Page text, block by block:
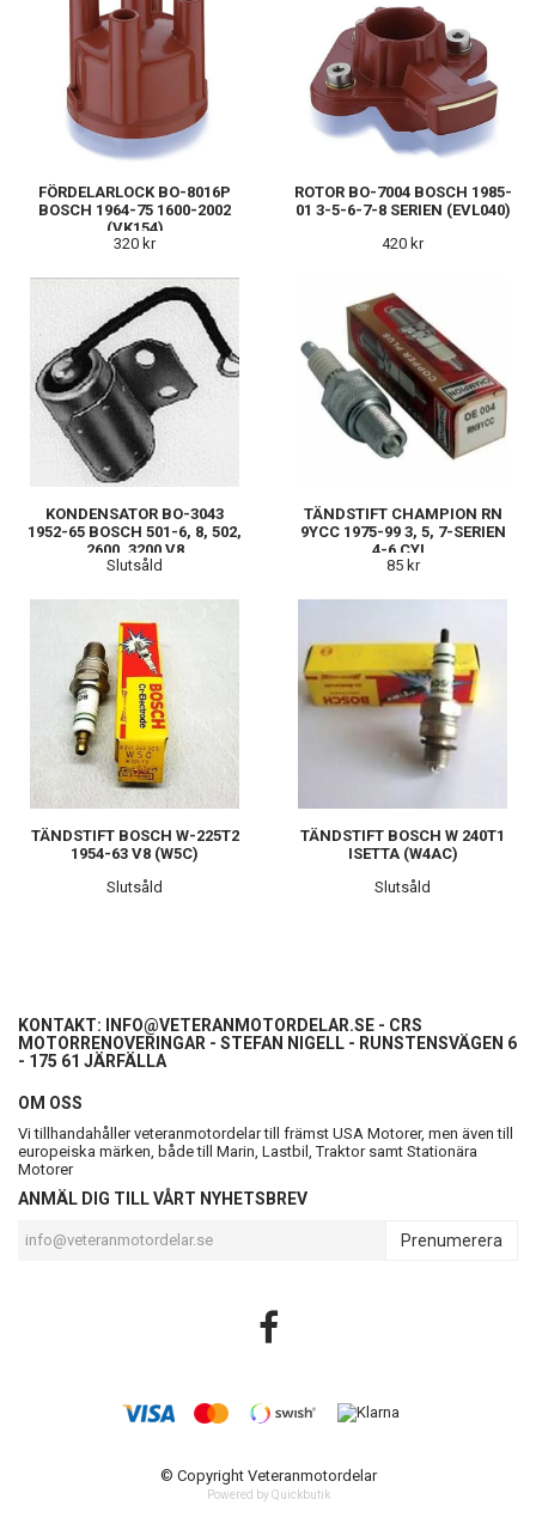
FÖRDELARLOCK BO-8016P
BOSCH 1964-75 1600-2002
(VK154)
320 kr
ROTOR BO-7004 BOSCH 1985-
01 3-5-6-7-8 SERIEN (EVL040)
420 kr
KONDENSATOR BO-3043
1952-65 BOSCH 501-6, 8, 502,
2600, 3200 V8
Slutsåld
TÄNDSTIFT CHAMPION RN
9YCC 1975-99 3, 5, 7-SERIEN
4-6 CYL.
85 kr
TÄNDSTIFT BOSCH W-225T2
1954-63 V8 (W5C)
Slutsåld
TÄNDSTIFT BOSCH W 240T1
ISETTA (W4AC)
Slutsåld
KONTAKT: INFO@VETERANMOTORDELAR.SE - CRS
MOTORRENOVERINGAR - STEFAN NIGELL - RUNSTENSVÄGEN 6
- 175 61 JÄRFÄLLA
OM OSS
Vi tillhandahåller veteranmotordelar till främst USA Motorer, men även till
europeiska märken, både till Marin, Lastbil, Traktor samt Stationära
Motorer
ANMÄL DIG TILL VÅRT NYHETSBREV
Prenumerera
© Copyright Veteranmotordelar
Powered by Quickbutik